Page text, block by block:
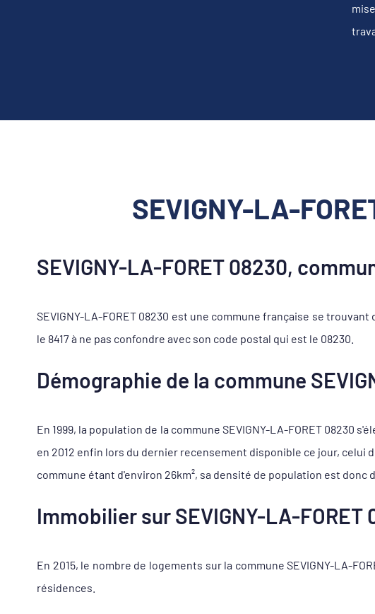
SEVIGNY-LA-
SEVIGNY-LA-FORET 08230,
SEVIGNY-LA-FORET 08230 est une commune française se
le 8417 à ne pas confondre avec son code postal qui est le 08230.
Démographie de la commune
En 1999, la population de la commune SEVIGNY-LA-FORET 08230
en 2012 enfin lors du dernier recensement disponible ce jour, celui
commune étant d'environ 26km², sa densité de population est donc
Immobilier sur SEVIGNY-LA-
En 2015, le nombre de logements sur la commune SEVIGNY-LA-
résidences.